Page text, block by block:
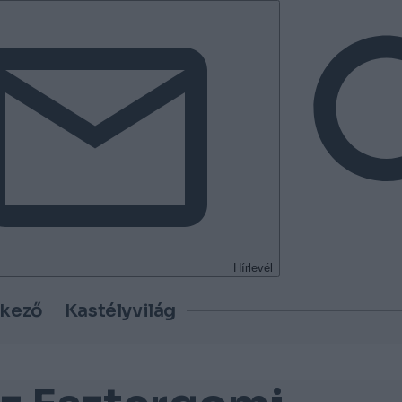
Hírlevél
Kastélyvilág